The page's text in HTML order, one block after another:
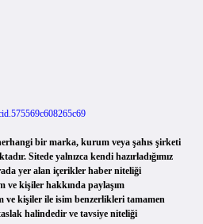
bir marka, kurum veya şahıs şirketi
Sitede yalnızca kendi hazırladığımız
yer alan içerikler haber niteliği
ve kişiler hakkında paylaşım
ve kişiler ile isim benzerlikleri tamamen
halindedir ve tavsiye niteliği